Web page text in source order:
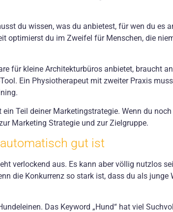
du wissen, was du anbietest, für wen du es
optimierst du im Zweifel für Menschen, die
für kleine Architekturbüros anbietet, braucht
Ein Physiotherapeut mit zweiter Praxis
Teil deiner Marketingstrategie. Wenn du
Marketing Strategie und zurZielgruppe.
gut ist
verlockend aus. Es kann aber völlig nutzlos
die Konkurrenz so stark ist, dass du als junge
Das Keyword „Hund“ hat viel